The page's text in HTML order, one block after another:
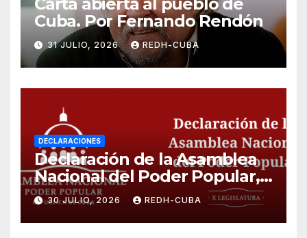
Cuba. Por Fernando Rendón
31 JULIO, 2026 REDH-CUBA
DECLARACIONES
Declaración de la Asamblea
Nacional del Poder Popular,
¡Cesen el cerco energético y
el castigo colectivo al pueblo
cubano!
30 JULIO, 2026 REDH-CUBA